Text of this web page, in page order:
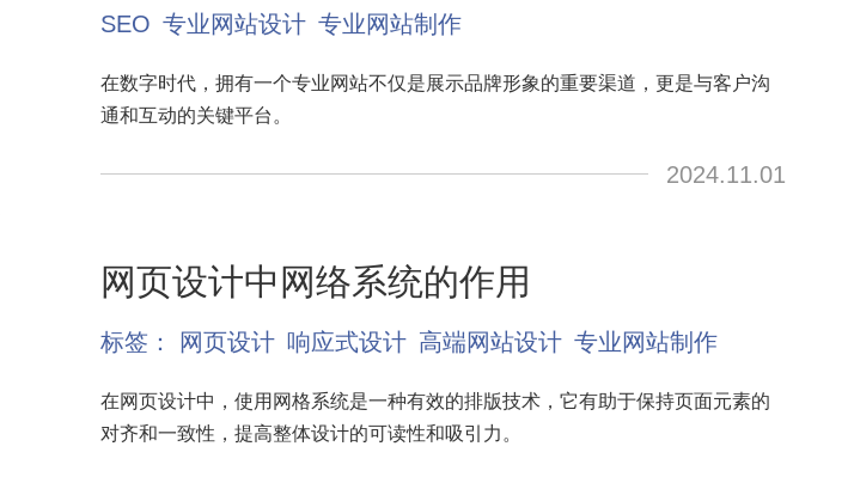
SEO 专业网站设计 专业网站制作
在数字时代，拥有一个专业网站不仅是展示品牌形象的重要渠道，更是与客户沟
通和互动的关键平台。
2024.11.01
网页设计中网络系统的作用
标签： 网页设计 响应式设计 高端网站设计 专业网站制作
在网页设计中，使用网格系统是一种有效的排版技术，它有助于保持页面元素的
对齐和一致性，提高整体设计的可读性和吸引力。